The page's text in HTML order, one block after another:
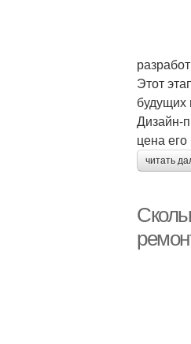
Этот
будущих
Дизайн-
цена
читать